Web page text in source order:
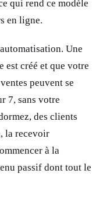
qui rend ce modèle
en ligne.
Une
créé et que votre
peuvent se
7, sans votre
des clients
la recevoir
à la
passif dont tout le